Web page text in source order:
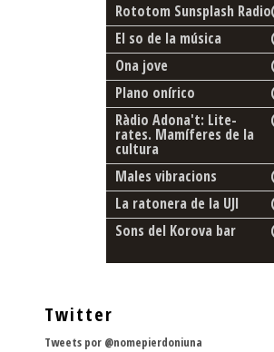
Rototom Sunsplash Radio
El so de la música
Ona jove
Plano onírico
Ràdio Adona't: Lite-
rates. Mamíferes de la
cultura
Males vibracions
La ratonera de la UJI
Sons del Korova bar
Twitter
Tweets por @nomepierdoniuna